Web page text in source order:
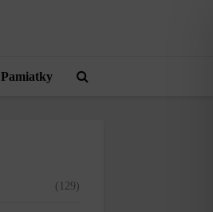
Pamiatky
(129)